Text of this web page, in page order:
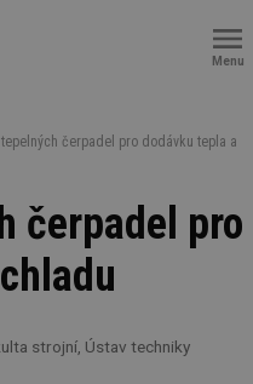
Menu
čerpadel pro dodávku tepla a
čerpadel pro
strojní, Ústav techniky